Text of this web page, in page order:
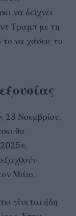
να δείχνει
Τραμπ με τη
να χάσεις το
13 Νοεμβρίου,
θα
Μάιο.
γίνεται ήδη